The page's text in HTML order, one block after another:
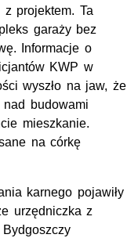
projektem. Ta
garaży bez
Informacje o
KWP w
wyszło na jaw, że
budowami
mieszkanie.
na córkę
karnego pojawiły
urzędniczka z